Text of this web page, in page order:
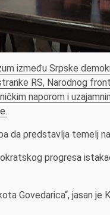
između Srpske
RS, Narodnog
naporom i
da predstavlja temelj
progresa
Govedarica“, jasan